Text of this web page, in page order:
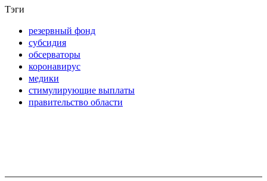
Тэги
резервный фонд
субсидия
обсерваторы
коронавирус
медики
стимулирующие выплаты
правительство области